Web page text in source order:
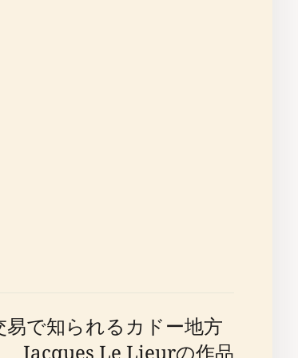
で知られるカドー地方
Jacques Le Lieurの作品